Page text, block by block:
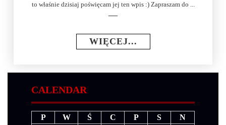
to właśnie dzisiaj poświęcam jej ten wpis :) Zapraszam do ...
WIĘCEJ...
CALENDAR
P W Ś C P S
N